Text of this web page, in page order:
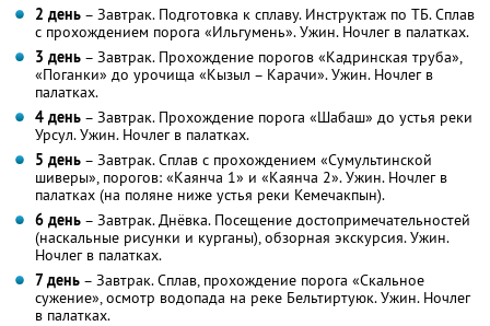
2 день – Завтрак. Подготовка к сплаву. Инструктаж по ТБ. Сплав
с прохождением порога «Ильгумень». Ужин. Ночлег в палатках.
3 день – Завтрак. Прохождение порогов «Кадринская труба»,
«Поганки» до урочища «Кызыл – Карачи». Ужин. Ночлег в
палатках.
4 день – Завтрак. Прохождение порога «Шабаш» до устья реки
Урсул. Ужин. Ночлег в палатках.
5 день – Завтрак. Сплав с прохождением «Сумультинской
шиверы», порогов: «Каянча 1» и «Каянча 2». Ужин. Ночлег в
палатках (на поляне ниже устья реки Кемечакпын).
6 день – Завтрак. Днёвка. Посещение достопримечательностей
(наскальные рисунки и курганы), обзорная экскурсия. Ужин.
Ночлег в палатках.
7 день – Завтрак. Сплав, прохождение порога «Скальное
сужение», осмотр водопада на реке Бельтиртуюк. Ужин. Ночлег
в палатках.